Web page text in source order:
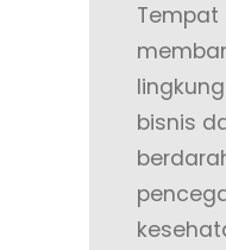
Tempat
bisnis